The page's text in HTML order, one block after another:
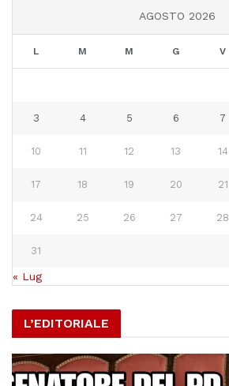
AGOSTO 2026
L M M G V
3 4 5 6 7
10 11 12 13 14
17 18 19 20 21
24 25 26 27 28
31
« Lug
L’EDITORIALE